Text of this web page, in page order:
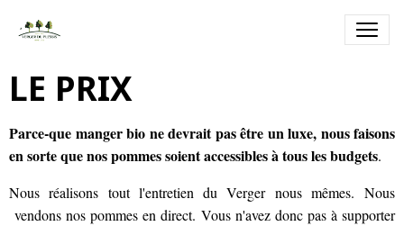
LE PRIX
Parce-que manger bio ne devrait pas être un luxe, nous faisons
en sorte que nos pommes soient accessibles à tous les budgets.
Nous réalisons tout l'entretien du Verger nous mêmes. Nous
vendons nos pommes en direct. Vous n'avez donc pas à supporter